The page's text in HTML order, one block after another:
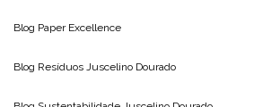
Blog Paper Excellence
Blog Resíduos Juscelino Dourado